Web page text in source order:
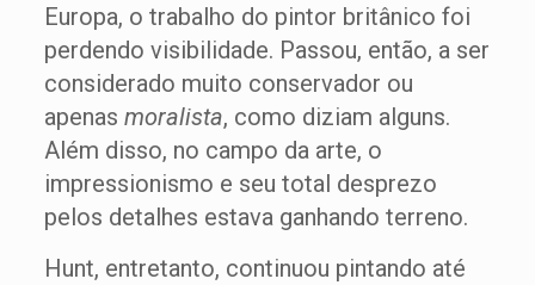
Europa, o trabalho do pintor britânico foi
perdendo visibilidade. Passou, então, a ser
considerado muito conservador ou
apenas moralista, como diziam alguns.
Além disso, no campo da arte, o
impressionismo e seu total desprezo
pelos detalhes estava ganhando terreno.
Hunt, entretanto, continuou pintando até